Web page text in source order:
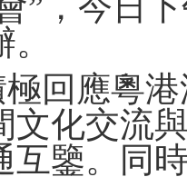
回應粵
文化交流
互鑒。同